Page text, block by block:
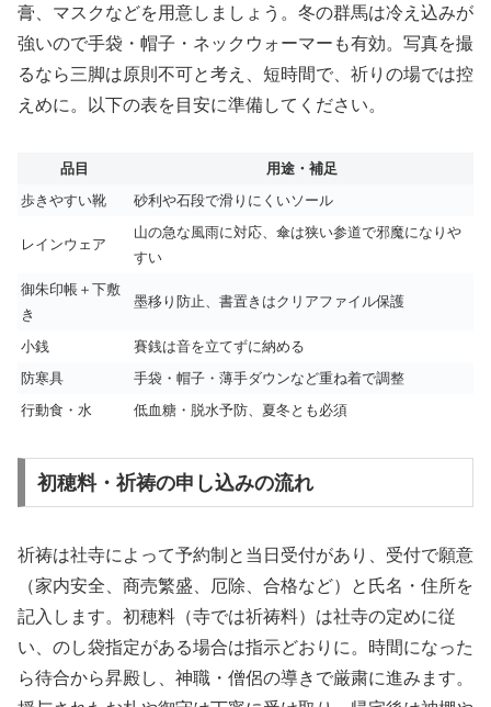
膏、マスクなどを用意しましょう。冬の群馬は冷え込みが
強いので手袋・帽子・ネックウォーマーも有効。写真を撮
るなら三脚は原則不可と考え、短時間で、祈りの場では控
えめに。以下の表を目安に準備してください。
品目
用途・補足
歩きやすい靴
砂利や石段で滑りにくいソール
レインウェア
山の急な風雨に対応、傘は狭い参道で邪魔になりや
すい
御朱印帳＋下敷
き
墨移り防止、書置きはクリアファイル保護
小銭
賽銭は音を立てずに納める
防寒具
手袋・帽子・薄手ダウンなど重ね着で調整
行動食・水
低血糖・脱水予防、夏冬とも必須
初穂料・祈祷の申し込みの流れ
祈祷は社寺によって予約制と当日受付があり、受付で願意
（家内安全、商売繁盛、厄除、合格など）と氏名・住所を
記入します。初穂料（寺では祈祷料）は社寺の定めに従
い、のし袋指定がある場合は指示どおりに。時間になった
ら待合から昇殿し、神職・僧侶の導きで厳粛に進みます。